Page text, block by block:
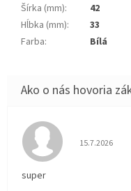
Šírka (mm):
42
Hĺbka (mm):
33
Farba: Bílá
Hodnotenie
15.7.2026
super